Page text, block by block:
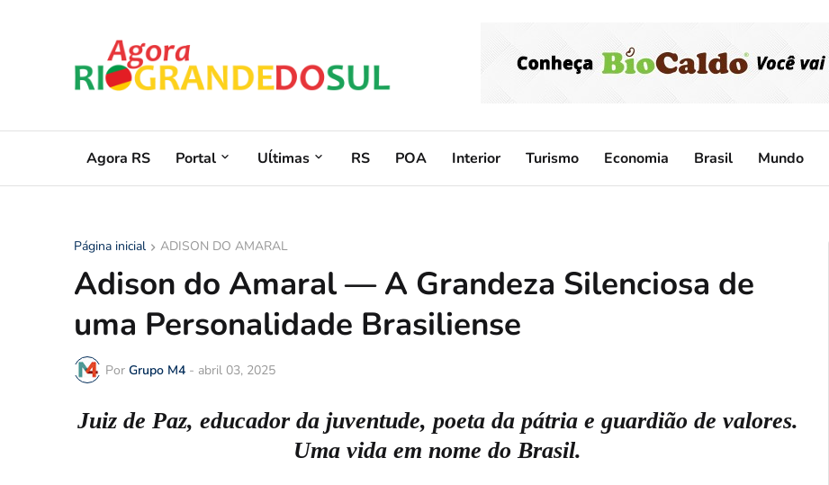
Agora RS Portal Uĺtimas RS POA Interior Turismo Economia Brasil Mundo
Página inicial ADISON DO AMARAL
Adison do Amaral — A Grandeza Silenciosa de
uma Personalidade Brasiliense
Por Grupo M4 - abril 03, 2025
Juiz de Paz, educador da juventude, poeta da pátria e guardião de valores.
Uma vida em nome do Brasil.